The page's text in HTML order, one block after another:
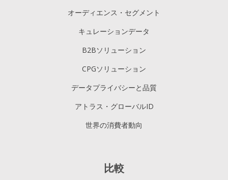
オーディエンス・セグメント
キュレーションデータ
B2Bソリューション
CPGソリューション
データプライバシーと品質
アトラス・グローバルID
世界の消費者動向
比較